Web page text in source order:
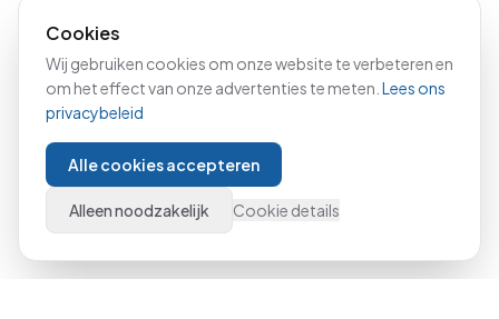
Cookies
Wij gebruiken cookies om onze website te verbeteren en
om het effect van onze advertenties te meten. Lees ons
privacybeleid
Alle cookies accepteren
Alleen noodzakelijk Cookie details